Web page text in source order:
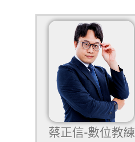
蔡正信-數位教練